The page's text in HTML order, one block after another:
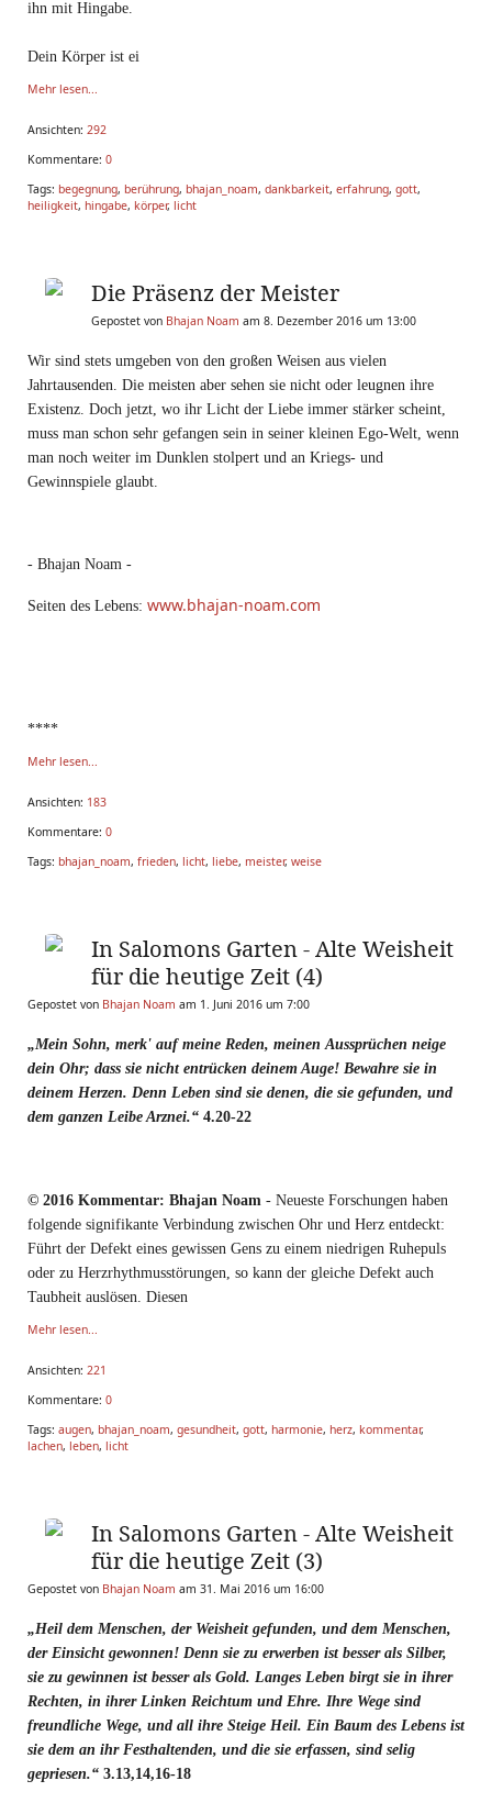
ihn mit Hingabe.
Dein Körper ist ei
Mehr lesen...
Ansichten: 292
Kommentare: 0
Tags: begegnung, berührung, bhajan_noam, dankbarkeit, erfahrung, gott,
heiligkeit, hingabe, körper, licht
Die Präsenz der Meister
Gepostet von Bhajan Noam am 8. Dezember 2016 um 13:00
Wir sind stets umgeben von den großen Weisen aus vielen
Jahrtausenden. Die meisten aber sehen sie nicht oder leugnen ihre
Existenz. Doch jetzt, wo ihr Licht der Liebe immer stärker scheint,
muss man schon sehr gefangen sein in seiner kleinen Ego-Welt, wenn
man noch weiter im Dunklen stolpert und an Kriegs- und
Gewinnspiele glaubt.
- Bhajan Noam -
Seiten des Lebens: www.bhajan-noam.com
****
Mehr lesen...
Ansichten: 183
Kommentare: 0
Tags: bhajan_noam, frieden, licht, liebe, meister, weise
In Salomons Garten - Alte Weisheit
für die heutige Zeit (4)
Gepostet von Bhajan Noam am 1. Juni 2016 um 7:00
„Mein Sohn, merk' auf meine Reden, meinen Aussprüchen neige
dein Ohr; dass sie nicht entrücken deinem Auge! Bewahre sie in
deinem Herzen. Denn Leben sind sie denen, die sie gefunden, und
dem ganzen Leibe Arznei.“ 4.20-22
© 2016 Kommentar: Bhajan Noam - Neueste Forschungen haben
folgende signifikante Verbindung zwischen Ohr und Herz entdeckt:
Führt der Defekt eines gewissen Gens zu einem niedrigen Ruhepuls
oder zu Herzrhythmusstörungen, so kann der gleiche Defekt auch
Taubheit auslösen. Diesen
Mehr lesen...
Ansichten: 221
Kommentare: 0
Tags: augen, bhajan_noam, gesundheit, gott, harmonie, herz, kommentar,
lachen, leben, licht
In Salomons Garten - Alte Weisheit
für die heutige Zeit (3)
Gepostet von Bhajan Noam am 31. Mai 2016 um 16:00
„Heil dem Menschen, der Weisheit gefunden, und dem Menschen,
der Einsicht gewonnen! Denn sie zu erwerben ist besser als Silber,
sie zu gewinnen ist besser als Gold. Langes Leben birgt sie in ihrer
Rechten, in ihrer Linken Reichtum und Ehre. Ihre Wege sind
freundliche Wege, und all ihre Steige Heil. Ein Baum des Lebens ist
sie dem an ihr Festhaltenden, und die sie erfassen, sind selig
gepriesen.“ 3.13,14,16-18